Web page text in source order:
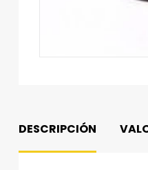
DESCRIPCIÓN